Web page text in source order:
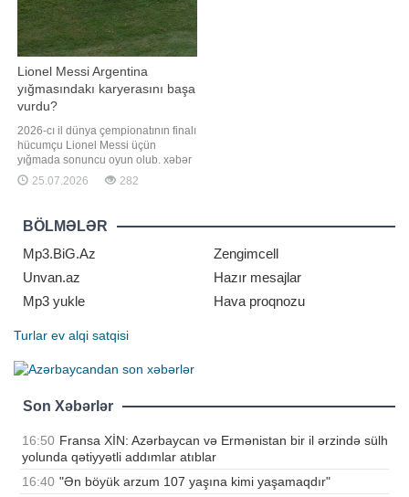
Lionel Messi Argentina
yığmasındakı karyerasını başa
vurdu?
2026-cı il dünya çempionatının finalı
hücumçu Lionel Messi üçün
yığmada sonuncu oyun olub. xəbər
verir ki, bu barədə "Boka Xuniors"un
və Argentina milli futbol
Leandro Paredes mətbuat
nümayəndələrinə müsahibəsində
bildirib. "Messi DÇ-nin finalının milli
komandanı
25.07.2026 282
BÖLMƏLƏR
Mp3.BiG.Az
Zengimcell
Unvan.az
Hazır mesajlar
Mp3 yukle
Hava proqnozu
Turlar ev alqi satqisi
Son Xəbərlər
16:50 Fransa XİN: Azərbaycan və Ermənistan bir il ərzində sülh
yolunda qətiyyətli addımlar atıblar
16:40 "Ən böyük arzum 107 yaşına kimi yaşamaqdır"